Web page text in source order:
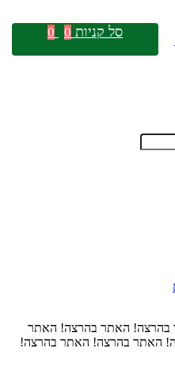
האתר בהרצה! האתר
האתר בהרצה! האתר בהרצה!
סל קניות 0
0